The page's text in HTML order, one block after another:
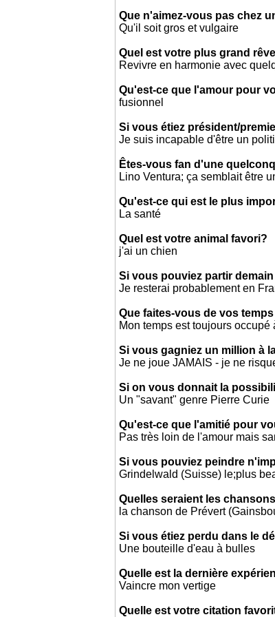
Que n'aimez-vous pas chez
Qu'il soit gros et vulgaire
Quel est votre plus grand
Revivre en harmonie avec
Qu'est-ce que l'amour pour
fusionnel
Si vous étiez président/
Je suis incapable d'être un
Êtes-vous fan d'une
Lino Ventura; ça semblait être
Qu'est-ce qui est le plus
La santé
Quel est votre animal favori?
j'ai un chien
Si vous pouviez partir
Je resterai probablement en
Que faites-vous de vos
Mon temps est toujours
Si vous gagniez un million à
Je ne joue JAMAIS - je ne
Si on vous donnait la
Un "savant" genre Pierre Curie
Qu'est-ce que l'amitié pour
Pas très loin de l'amour mais
Si vous pouviez peindre
Grindelwald (Suisse) le;plus
Quelles seraient les
la chanson de Prévert
Si vous étiez perdu dans le
Une bouteille d'eau à bulles
Quelle est la dernière
Vaincre mon vertige
Quelle est votre citation